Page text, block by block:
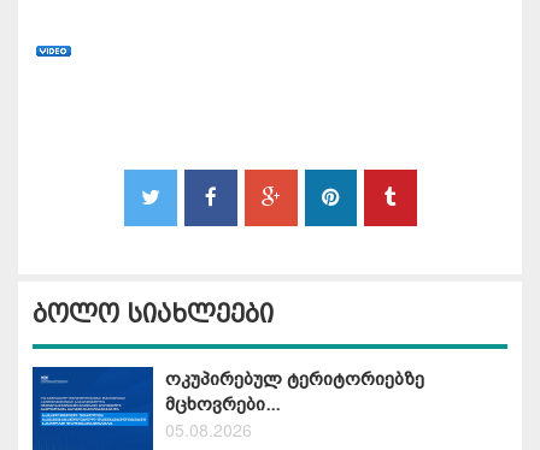
ბოლო სიახლეები
ოკუპირებულ ტერიტორიებზე
მცხოვრები...
05.08.2026